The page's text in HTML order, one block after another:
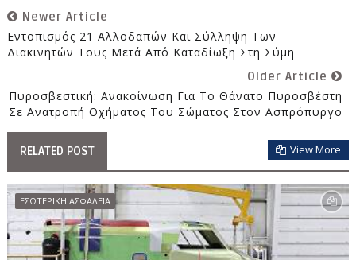
Newer Article
Εντοπισμός 21 Αλλοδαπών Και Σύλληψη Των
Διακινητών Τους Μετά Από Καταδίωξη Στη Σύμη
Older Article
Πυροσβεστική: Ανακοίνωση Για Το Θάνατο Πυροσβέστη
Σε Ανατροπή Οχήματος Του Σώματος Στον Ασπρόπυργο
RELATED POST View More
ΕΣΩΤΕΡΙΚΗ ΑΣΦΑΛΕΙΑ